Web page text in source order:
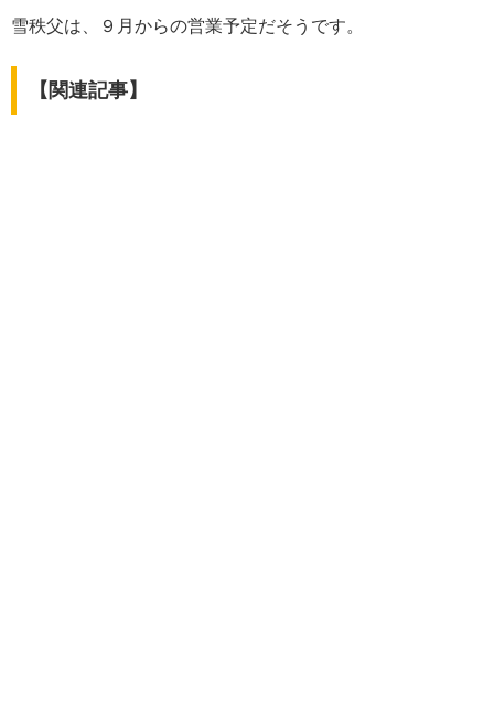
雪秩父は、９月からの営業予定だそうです。
【関連記事】